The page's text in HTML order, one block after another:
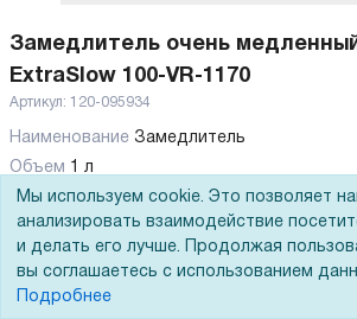
Замедлитель очень
ExtraSlow 100-VR-1170
Артикул: 120-095934
Наименование Замедлитель
Объем 1 л
1 969 Р
Мы используем cookie. Это позволяет
анализировать взаимодействие
и делать его лучше. Продолжая
вы соглашаетесь с использованием
Подробнее